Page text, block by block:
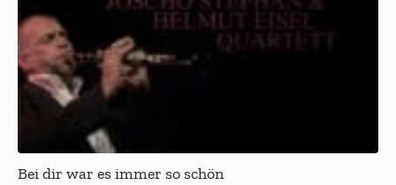
Bei dir war es immer so schön